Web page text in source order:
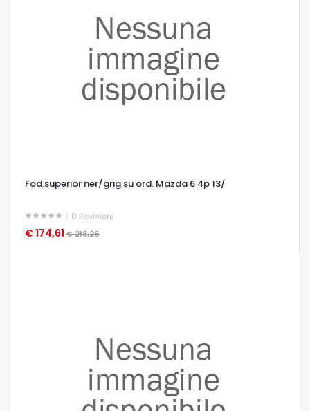
Fod.superior ner/grig su ord. Mazda 6 4p 13/
0 Revisioni
€ 174,61 € 218,26
OCCHIATA VELOCE